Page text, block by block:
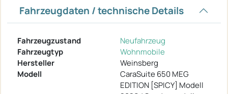
Fahrzeugdaten / technische Details
Fahrzeugzustand
Neufahrzeug
Fahrzeugtyp
Wohnmobile
Hersteller
Weinsberg
Modell
CaraSuite 650 MEG
EDITION [SPICY] Modell